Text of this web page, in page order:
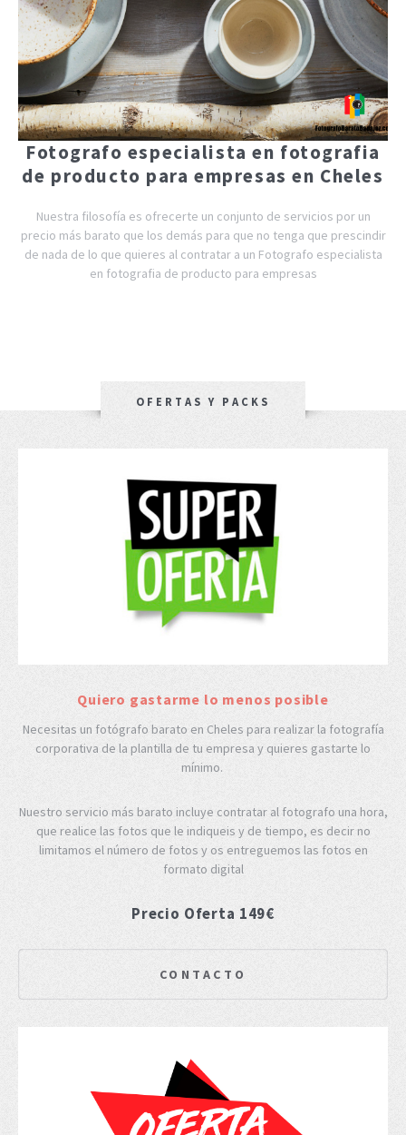
Fotografo especialista en fotografia
de producto para empresas en Cheles
Nuestra filosofía es ofrecerte un conjunto de servicios por un
precio más barato que los demás para que no tenga que prescindir
de nada de lo que quieres al contratar a un Fotografo especialista
en fotografia de producto para empresas
OFERTAS Y PACKS
Quiero gastarme lo menos posible
Necesitas un fotógrafo barato en Cheles para realizar la fotografía
corporativa de la plantilla de tu empresa y quieres gastarte lo
mínimo.
Nuestro servicio más barato incluye contratar al fotografo una hora,
que realice las fotos que le indiqueis y de tiempo, es decir no
limitamos el número de fotos y os entreguemos las fotos en
formato digital
Precio Oferta 149€
CONTACTO